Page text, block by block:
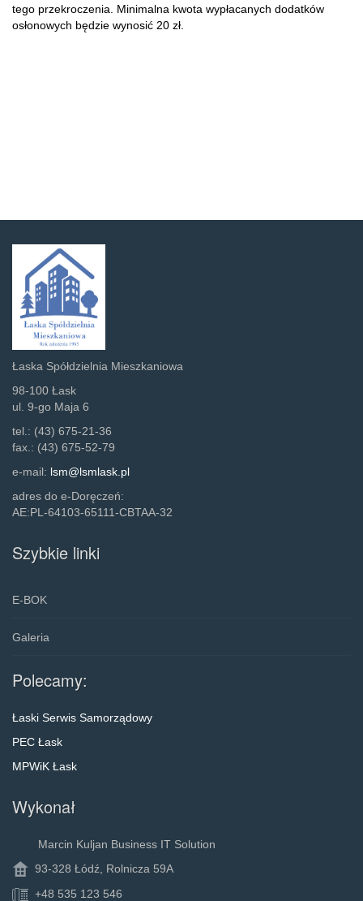
tego przekroczenia. Minimalna kwota wypłacanych dodatków
osłonowych będzie wynosić 20 zł.
Łaska Spółdzielnia Mieszkaniowa
98-100 Łask
ul. 9-go Maja 6
tel.: (43) 675-21-36
fax.: (43) 675-52-79
e-mail: lsm@lsmlask.pl
adres do e-Doręczeń:
AE:PL-64103-65111-CBTAA-32
Szybkie linki
E-BOK
Galeria
Polecamy:
Łaski Serwis Samorządowy
PEC Łask
MPWiK Łask
Wykonał
Marcin Kuljan Business IT Solution
93-328 Łódź, Rolnicza 59A
+48 535 123 546